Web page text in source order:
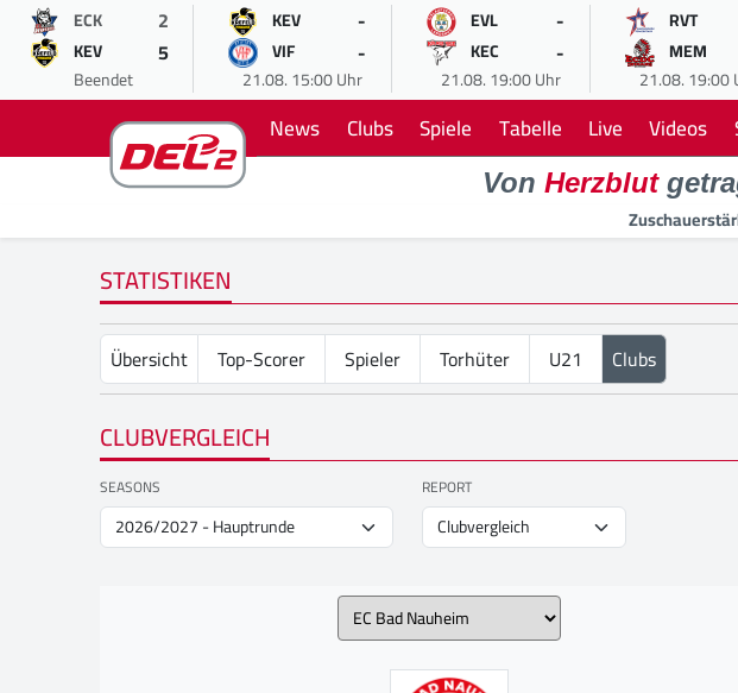
ECK 2
KEV 5
Beendet
KEV -
VIF -
21.08. 15:00 Uhr
EVL -
KEC -
21.08. 19:00 Uhr
RVT
MEM
21.08. 19:00
News Clubs Spiele Tabelle Live Videos
Von Herzblut
STATISTIKEN
Übersicht Top-Scorer Spieler Torhüter U21 Clubs
CLUBVERGLEICH
SEASONS REPORT